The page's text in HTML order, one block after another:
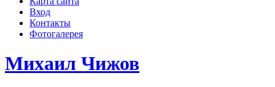
Вход
Контакты
Фотогалерея
Михаил Чижов